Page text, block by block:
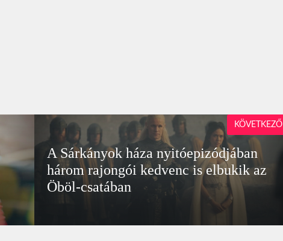
A Sárkányok háza nyitóepizódjában
három rajongói kedvenc is elbukik az
Öböl-csatában
KÖVETKEZŐ